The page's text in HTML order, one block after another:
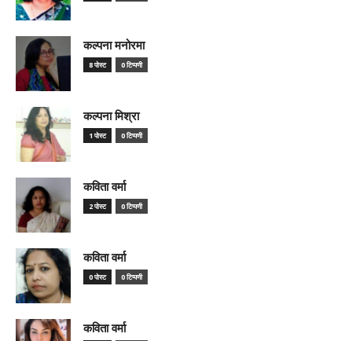
कल्पना मनोरमा
8 पोस्ट 0 टिप्पणी
कल्पना मिश्रा
1 पोस्ट 0 टिप्पणी
कविता वर्मा
2 पोस्ट 0 टिप्पणी
कविता वर्मा
0 पोस्ट 0 टिप्पणी
कविता वर्मा